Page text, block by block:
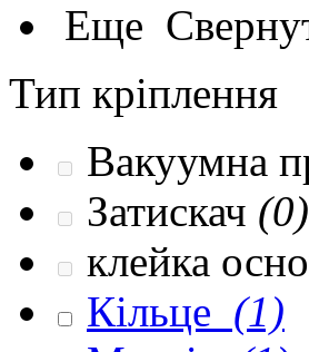
Еще
Тип кріплення
Вакуумна
Затискач (0)
клейка
Кільце (1)